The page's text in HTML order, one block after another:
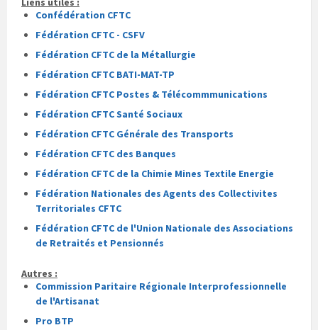
Confédération CFTC
Fédération CFTC - CSFV
Fédération CFTC de la Métallurgie
Fédération CFTC BATI-MAT-TP
Fédération CFTC Postes & Télécommmunications
Fédération CFTC Santé Sociaux
Fédération CFTC Générale des Transports
Fédération CFTC des Banques
Fédération CFTC de la Chimie Mines Textile Energie
Fédération Nationales des Agents des Collectivites
Territoriales CFTC
Fédération CFTC de l'Union Nationale des Associations
de Retraités et Pensionnés
Autres :
Commission Paritaire Régionale Interprofessionnelle
de l'Artisanat
Pro BTP